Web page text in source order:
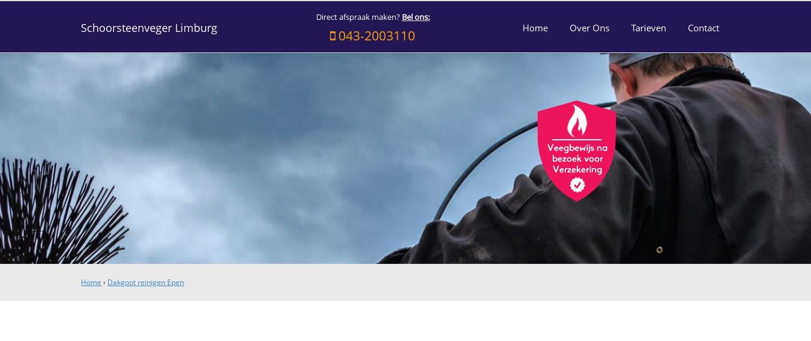
Schoorsteenveger Limburg
Direct afspraak maken? Bel ons:
043-2003110 Home Over Ons Tarieven Contact
Home › Dakgoot reinigen Epen